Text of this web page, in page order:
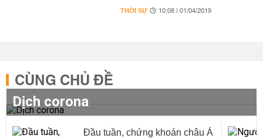
THỜI SỰ 10:08 | 01/04/2019
CÙNG CHỦ ĐỀ
Dịch corona
Đầu tuần, chứng khoán châu Á